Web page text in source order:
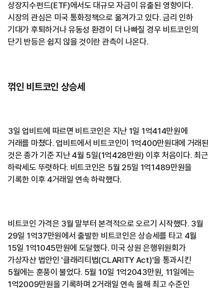
상장지수펀드(ETF)에서도 대규모 자금이 유출된 영향이다.
시장의 관심은 미국 통화정책으로 옮겨가고 있다. 금리 인하
기대가 후퇴하거나 유동성 환경이 더 나빠질 경우 비트코인의
단기 반등은 쉽지 않을 것이란 관측이 나온다.
꺾인 비트코인 상승세
3일 업비트에 따르면 비트코인은 지난 1일 1억414만원에
거래를 마쳤다. 업비트에서 비트코인이 1억400만원대에 거래된
것은 종가 기준 지난 4월 5일(1억428만원) 이후 처음이다. 최근
하락세도 뚜렷하다. 비트코인은 5월 25일 1억1489만원을
기록한 이후 4거래일 연속 하락했다.
비트코인 가격은 3월 말부터 본격적으로 오르기 시작했다. 3월
29일 1억37만원에서 출발한 비트코인은 상승세를 타고 4월
15일 1억1045만원에 도달했다. 미국 상원 은행위원회가
가상자산 법안인 '클래리티법(CLARITY Act)'을 통과시킨
5월에는 훈풍이 불었다. 5월 10일 1억2043만원, 11일에는
1억2009만원을 기록하며 2거래일 연속 올해 최고 수준인